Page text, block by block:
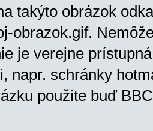
takýto obrázok
obrazok.gif.
je verejne
napr. schránky
použite buď